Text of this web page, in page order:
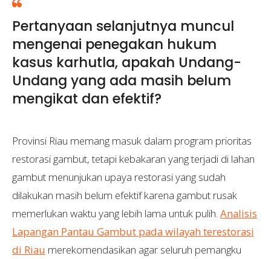
Pertanyaan selanjutnya muncul
mengenai penegakan hukum
kasus karhutla, apakah Undang-
Undang yang ada masih belum
mengikat dan efektif?
Provinsi Riau memang masuk dalam program prioritas
restorasi gambut, tetapi kebakaran yang terjadi di lahan
gambut menunjukan upaya restorasi yang sudah
dilakukan masih belum efektif karena gambut rusak
memerlukan waktu yang lebih lama untuk pulih. Analisis
Lapangan Pantau Gambut pada wilayah terestorasi
di Riau merekomendasikan agar seluruh pemangku